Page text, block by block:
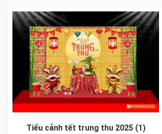
Tiểu cảnh tết trung thu 2025 (1)